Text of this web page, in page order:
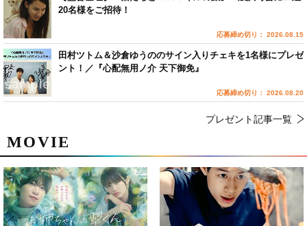
MOVIE
20名様をご招待！
応募締め切り： 2026.08.15
田村ツトム＆沙倉ゆうののサイン入りチェキを1名様にプレゼ
ント！／『心配無用ノ介 天下御免』
応募締め切り： 2026.08.20
プレゼント記事一覧